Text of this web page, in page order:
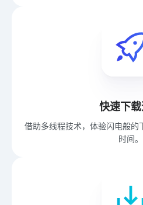
快速下
借助多线程技术，体验闪电般的
时间。